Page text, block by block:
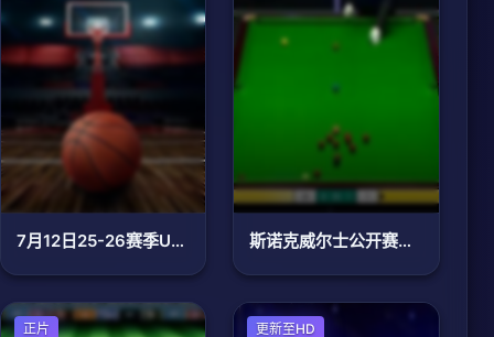
7月12日25-26赛季U17女蓝世界杯小组赛 新西兰VS意大利 斯诺克威尔士公开赛四分之一决赛杰克逊·佩奇2-5卢卡·布雷切尔20250214
足球
正片 足球
更新至HD